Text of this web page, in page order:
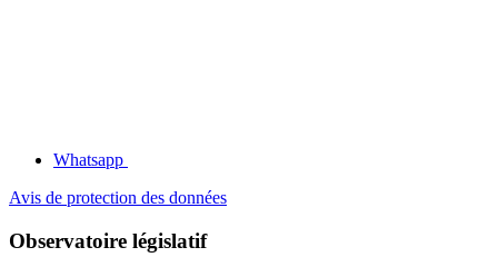
Whatsapp
Avis de protection des données
Observatoire législatif